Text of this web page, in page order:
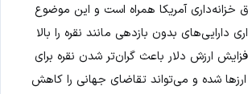
خزانه‌داری آمریکا همراه است و این موضوع
دارایی‌های بدون بازدهی مانند نقره را بالا
ارزش دلار باعث گران‌تر شدن نقره برای
ارزها شده و می‌تواند تقاضای جهانی را کاهش